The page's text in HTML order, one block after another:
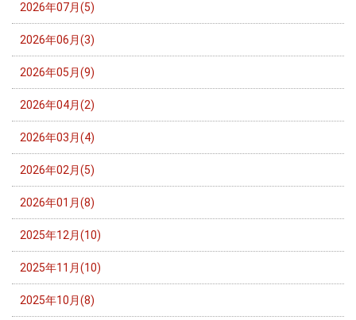
2026年07月(5)
2026年06月(3)
2026年05月(9)
2026年04月(2)
2026年03月(4)
2026年02月(5)
2026年01月(8)
2025年12月(10)
2025年11月(10)
2025年10月(8)